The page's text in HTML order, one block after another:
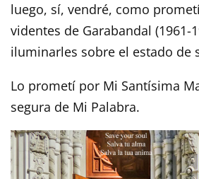
luego, sí, vendré, como
videntes de Garabandal (1961-
iluminarles sobre el estado de
Lo prometí por Mi Santísima
segura de Mi Palabra.